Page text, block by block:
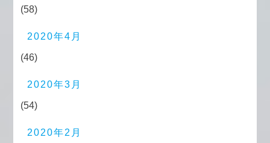
(58)
2020年4月
(46)
2020年3月
(54)
2020年2月